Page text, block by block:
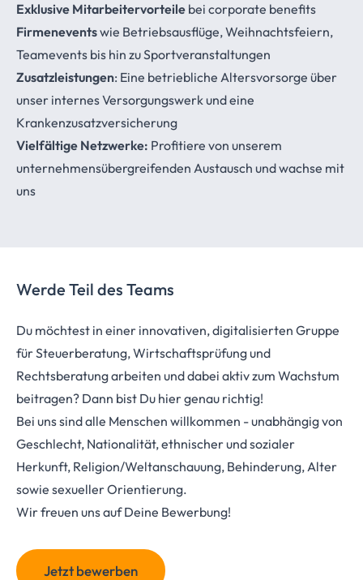
Exklusive Mitarbeitervorteile bei corporate benefits
Firmeneventswie Betriebsausflüge, Weihnachtsfeiern,
Teamevents bis hin zu Sportveranstaltungen
Zusatzleistungen: Eine betriebliche Altersvorsorge über
unser internes Versorgungswerk und eine
Krankenzusatzversicherung
Vielfältige Netzwerke: Profitiere von unserem
unternehmensübergreifenden Austausch und wachse mit
uns
Werde Teil des Teams
Du möchtest in einer innovativen, digitalisierten Gruppe
für Steuerberatung, Wirtschaftsprüfung und
Rechtsberatung arbeiten und dabei aktiv zum Wachstum
beitragen? Dann bist Du hier genau richtig!
Bei uns sind alle Menschen willkommen - unabhängig von
Geschlecht, Nationalität, ethnischer und sozialer
Herkunft, Religion/Weltanschauung, Behinderung, Alter
sowie sexueller Orientierung.
Wir freuen uns auf Deine Bewerbung!
Jetzt bewerben